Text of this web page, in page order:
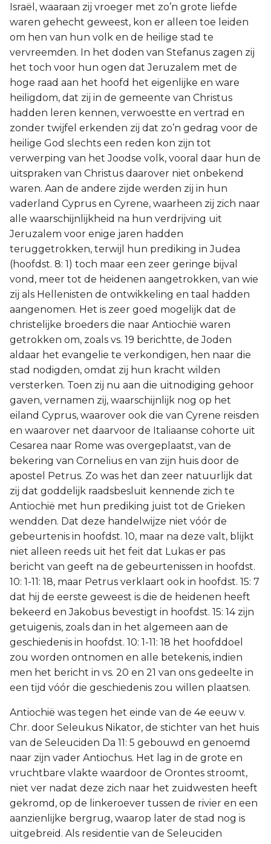
Israël, waaraan zij vroeger met zo’n grote liefde
waren gehecht geweest, kon er alleen toe leiden
om hen van hun volk en de heilige stad te
vervreemden. In het doden van Stefanus zagen zij
het toch voor hun ogen dat Jeruzalem met de
hoge raad aan het hoofd het eigenlijke en ware
heiligdom, dat zij in de gemeente van Christus
hadden leren kennen, verwoestte en vertrad en
zonder twijfel erkenden zij dat zo’n gedrag voor de
heilige God slechts een reden kon zijn tot
verwerping van het Joodse volk, vooral daar hun de
uitspraken van Christus daarover niet onbekend
waren. Aan de andere zijde werden zij in hun
vaderland Cyprus en Cyrene, waarheen zij zich naar
alle waarschijnlijkheid na hun verdrijving uit
Jeruzalem voor enige jaren hadden
teruggetrokken, terwijl hun prediking in Judea
(hoofdst. 8: 1) toch maar een zeer geringe bijval
vond, meer tot de heidenen aangetrokken, van wie
zij als Hellenisten de ontwikkeling en taal hadden
aangenomen. Het is zeer goed mogelijk dat de
christelijke broeders die naar Antiochië waren
getrokken om, zoals vs. 19 berichtte, de Joden
aldaar het evangelie te verkondigen, hen naar die
stad nodigden, omdat zij hun kracht wilden
versterken. Toen zij nu aan die uitnodiging gehoor
gaven, vernamen zij, waarschijnlijk nog op het
eiland Cyprus, waarover ook die van Cyrene reisden
en waarover net daarvoor de Italiaanse cohorte uit
Cesarea naar Rome was overgeplaatst, van de
bekering van Cornelius en van zijn huis door de
apostel Petrus. Zo was het dan zeer natuurlijk dat
zij dat goddelijk raadsbesluit kennende zich te
Antiochië met hun prediking juist tot de Grieken
wendden. Dat deze handelwijze niet vóór de
gebeurtenis in hoofdst. 10, maar na deze valt, blijkt
niet alleen reeds uit het feit dat Lukas er pas
bericht van geeft na de gebeurtenissen in hoofdst.
10: 1-11: 18, maar Petrus verklaart ook in hoofdst. 15: 7
dat hij de eerste geweest is die de heidenen heeft
bekeerd en Jakobus bevestigt in hoofdst. 15: 14 zijn
getuigenis, zoals dan in het algemeen aan de
geschiedenis in hoofdst. 10: 1-11: 18 het hoofddoel
zou worden ontnomen en alle betekenis, indien
men het bericht in vs. 20 en 21 van ons gedeelte in
een tijd vóór die geschiedenis zou willen plaatsen.
Antiochië was tegen het einde van de 4e eeuw v.
Chr. door Seleukus Nikator, de stichter van het huis
van de Seleuciden Da 11: 5 gebouwd en genoemd
naar zijn vader Antiochus. Het lag in de grote en
vruchtbare vlakte waardoor de Orontes stroomt,
niet ver nadat deze zich naar het zuidwesten heeft
gekromd, op de linkeroever tussen de rivier en een
aanzienlijke bergrug, waarop later de stad nog is
uitgebreid. Als residentie van de Seleuciden